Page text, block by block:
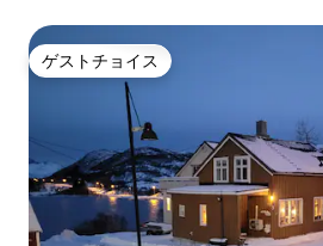
ゲストチョイス
ゲストチョイス